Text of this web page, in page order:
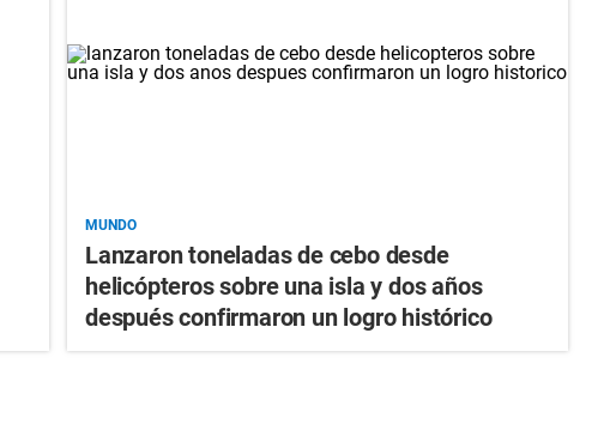
MUNDO
Lanzaron toneladas de cebo desde
helicópteros sobre una isla y dos años
después confirmaron un logro histórico